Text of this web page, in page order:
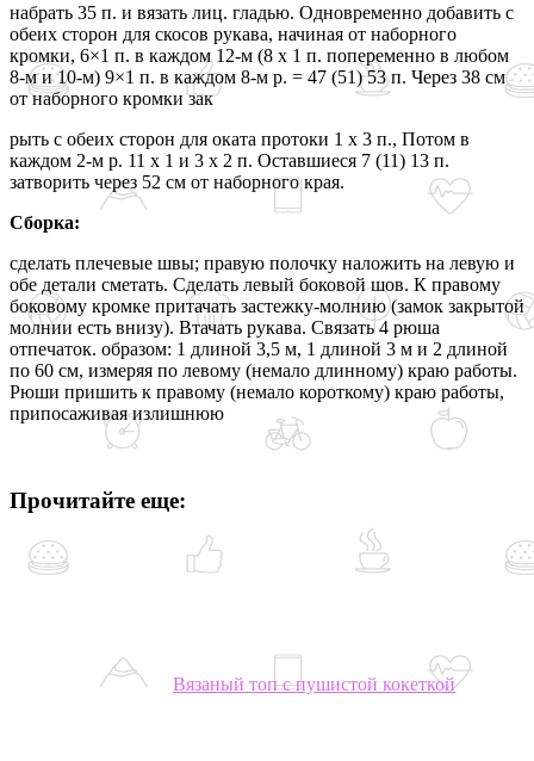
набрать 35 п. и вязать лиц. гладью. Одновременно добавить с
обеих сторон для скосов рукава, начиная от наборного
кромки, 6×1 п. в каждом 12-м (8 х 1 п. попеременно в любом
8-м и 10-м) 9×1 п. в каждом 8-м р. = 47 (51) 53 п. Через 38 см
от наборного кромки зак
рыть с обеих сторон для оката протоки 1 х 3 п., Потом в
каждом 2-м р. 11 х 1 и 3 х 2 п. Оставшиеся 7 (11) 13 п.
затворить через 52 см от наборного края.
Сборка:
сделать плечевые швы; правую полочку наложить на левую и
обе детали сметать. Сделать левый боковой шов. К правому
боковому кромке притачать застежку-молнию (замок закрытой
молнии есть внизу). Втачать рукава. Связать 4 рюша
отпечаток. образом: 1 длиной 3,5 м, 1 длиной 3 м и 2 длиной
по 60 см, измеряя по левому (немало длинному) краю работы.
Рюши пришить к правому (немало короткому) краю работы,
припосаживая излишнюю
Прочитайте еще:
Вязаный топ с пушистой кокеткой